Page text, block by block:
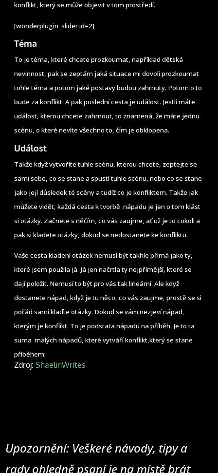
konflikt, který se může objevit v tom prostředí.
[wonderplugin_slider id=2]
Téma
To je téma, které chcete prozkoumat, například dětská
nevinnost, pak se zeptám jaká situace mi dovolí prozkoumat
tohle téma a potom jaké postavy budou zahrnuty. Potom o to
bude za konflikt. A pak poslední cesta je událost. Jestli máte
událost, kterou chcete zahrnout, to znamená, že máte jednu
scénu, o které nevíte všechno to, čím je obklopena.
Událost
Takže když vytvoříte tuhle scénu, kterou chcete, zeptejte se
sami sebe, co se stane a spustí tuhle scénu, nebo co se stane
jako její důsledek té scény a tudíž co je konfliktem. Takže jak
můžete vidět, každá cesta k tvorbě nápadu je jen o tom klást
si otázky. Začnete s něčím, co vás zaujme, ať už je to cokoli a
pak si kladete otázky, dokud se nedostanete ke konfliktu.
Vaše cesta kladení otázek nemusí být takhle přímá jako ty,
které jsem použila já. Já jen načrtla ty nejpřímější, které se
dají položit. Nemusí to být pro vás tak lineární. Ale když
dostanete nápad, když je tu něco, co vás zaujme, prostě se si
pořád sami klaďte otázky. Dokud se vám nezjeví nápad,
kterým je konflikt. To je podstata nápadu na příběh. Je to ta
suma malých nápadů, které vytváří konflikt,který se stane
příběhem.
Zdroj:ShaelinWrites
Upozornění: Veškeré návody, tipy a
rady ohledně psaní je na místě brát